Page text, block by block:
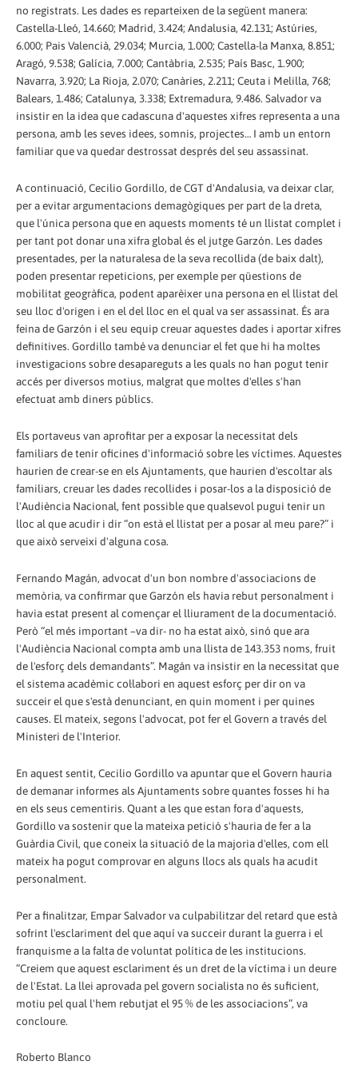
no registrats. Les dades es reparteixen de la següent manera:
Castella-Lleó, 14.660; Madrid, 3.424; Andalusia, 42.131; Astúries,
6.000; Pais Valencià, 29.034; Murcia, 1.000; Castella-la Manxa, 8.851;
Aragó, 9.538; Galícia, 7.000; Cantàbria, 2.535; País Basc, 1.900;
Navarra, 3.920; La Rioja, 2.070; Canàries, 2.211; Ceuta i Melilla, 768;
Balears, 1.486; Catalunya, 3.338; Extremadura, 9.486. Salvador va
insistir en la idea que cadascuna d'aquestes xifres representa a una
persona, amb les seves idees, somnis, projectes… I amb un entorn
familiar que va quedar destrossat després del seu assassinat.
A continuació, Cecilio Gordillo, de CGT d'Andalusia, va deixar clar,
per a evitar argumentacions demagògiques per part de la dreta,
que l'única persona que en aquests moments té un llistat complet i
per tant pot donar una xifra global és el jutge Garzón. Les dades
presentades, per la naturalesa de la seva recollida (de baix dalt),
poden presentar repeticions, per exemple per qüestions de
mobilitat geogràfica, podent aparèixer una persona en el llistat del
seu lloc d'origen i en el del lloc en el qual va ser assassinat. És ara
feina de Garzón i el seu equip creuar aquestes dades i aportar xifres
definitives. Gordillo també va denunciar el fet que hi ha moltes
investigacions sobre desapareguts a les quals no han pogut tenir
accés per diversos motius, malgrat que moltes d'elles s'han
efectuat amb diners públics.
Els portaveus van aprofitar per a exposar la necessitat dels
familiars de tenir oficines d'informació sobre les víctimes. Aquestes
haurien de crear-se en els Ajuntaments, que haurien d'escoltar als
familiars, creuar les dades recollides i posar-los a la disposició de
l'Audiència Nacional, fent possible que qualsevol pugui tenir un
lloc al que acudir i dir “on està el llistat per a posar al meu pare?” i
que això serveixi d'alguna cosa.
Fernando Magán, advocat d'un bon nombre d'associacions de
memòria, va confirmar que Garzón els havia rebut personalment i
havia estat present al començar el lliurament de la documentació.
Però “el més important –va dir- no ha estat això, sinó que ara
l'Audiència Nacional compta amb una llista de 143.353 noms, fruit
de l'esforç dels demandants”. Magán va insistir en la necessitat que
el sistema acadèmic col·labori en aquest esforç per dir on va
succeir el que s'està denunciant, en quin moment i per quines
causes. El mateix, segons l'advocat, pot fer el Govern a través del
Ministeri de l'Interior.
En aquest sentit, Cecilio Gordillo va apuntar que el Govern hauria
de demanar informes als Ajuntaments sobre quantes fosses hi ha
en els seus cementiris. Quant a les que estan fora d'aquests,
Gordillo va sostenir que la mateixa petició s'hauria de fer a la
Guàrdia Civil, que coneix la situació de la majoria d'elles, com ell
mateix ha pogut comprovar en alguns llocs als quals ha acudit
personalment.
Per a finalitzar, Empar Salvador va culpabilitzar del retard que està
sofrint l'esclariment del que aquí va succeir durant la guerra i el
franquisme a la falta de voluntat política de les institucions.
“Creiem que aquest esclariment és un dret de la víctima i un deure
de l'Estat. La llei aprovada pel govern socialista no és suficient,
motiu pel qual l'hem rebutjat el 95 % de les associacions”, va
concloure.
Roberto Blanco